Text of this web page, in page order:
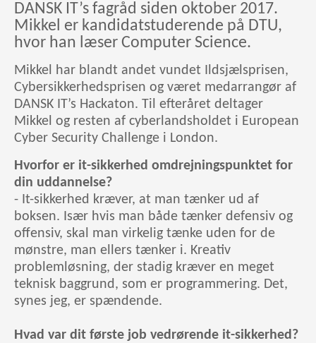
DANSK IT’s fagråd siden oktober 2017.
Mikkel er kandidatstuderende på DTU,
hvor han læser Computer Science.
Mikkel har blandt andet vundet Ildsjælsprisen,
Cybersikkerhedsprisen og været medarrangør af
DANSK IT’s Hackaton. Til efteråret deltager
Mikkel og resten af cyberlandsholdet i European
Cyber Security Challenge i London.
Hvorfor er it-sikkerhed omdrejningspunktet for
din uddannelse?
- It-sikkerhed kræver, at man tænker ud af
boksen. Især hvis man både tænker defensiv og
offensiv, skal man virkelig tænke uden for de
mønstre, man ellers tænker i. Kreativ
problemløsning, der stadig kræver en meget
teknisk baggrund, som er programmering. Det,
synes jeg, er spændende.
Hvad var dit første job vedrørende it-sikkerhed?